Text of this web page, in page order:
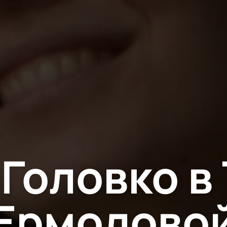
в